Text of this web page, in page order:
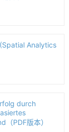
Analytics
durch
PDF版本）